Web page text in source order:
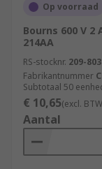
Op voorraad
Bourns 600 V 2
214AA
RS-stocknr. 209-
Fabrikantnummer
Subtotaal 50
€ 10,65(excl.
Aantal